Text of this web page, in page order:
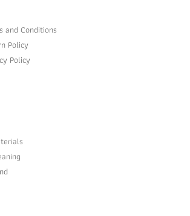
and Conditions
Policy
Policy